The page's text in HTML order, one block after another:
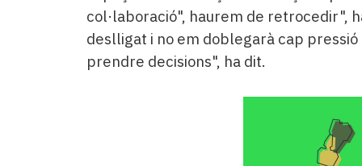
col·laboració", haurem de retrocedir",
deslligat i no em doblegarà cap
prendre decisions", ha dit.